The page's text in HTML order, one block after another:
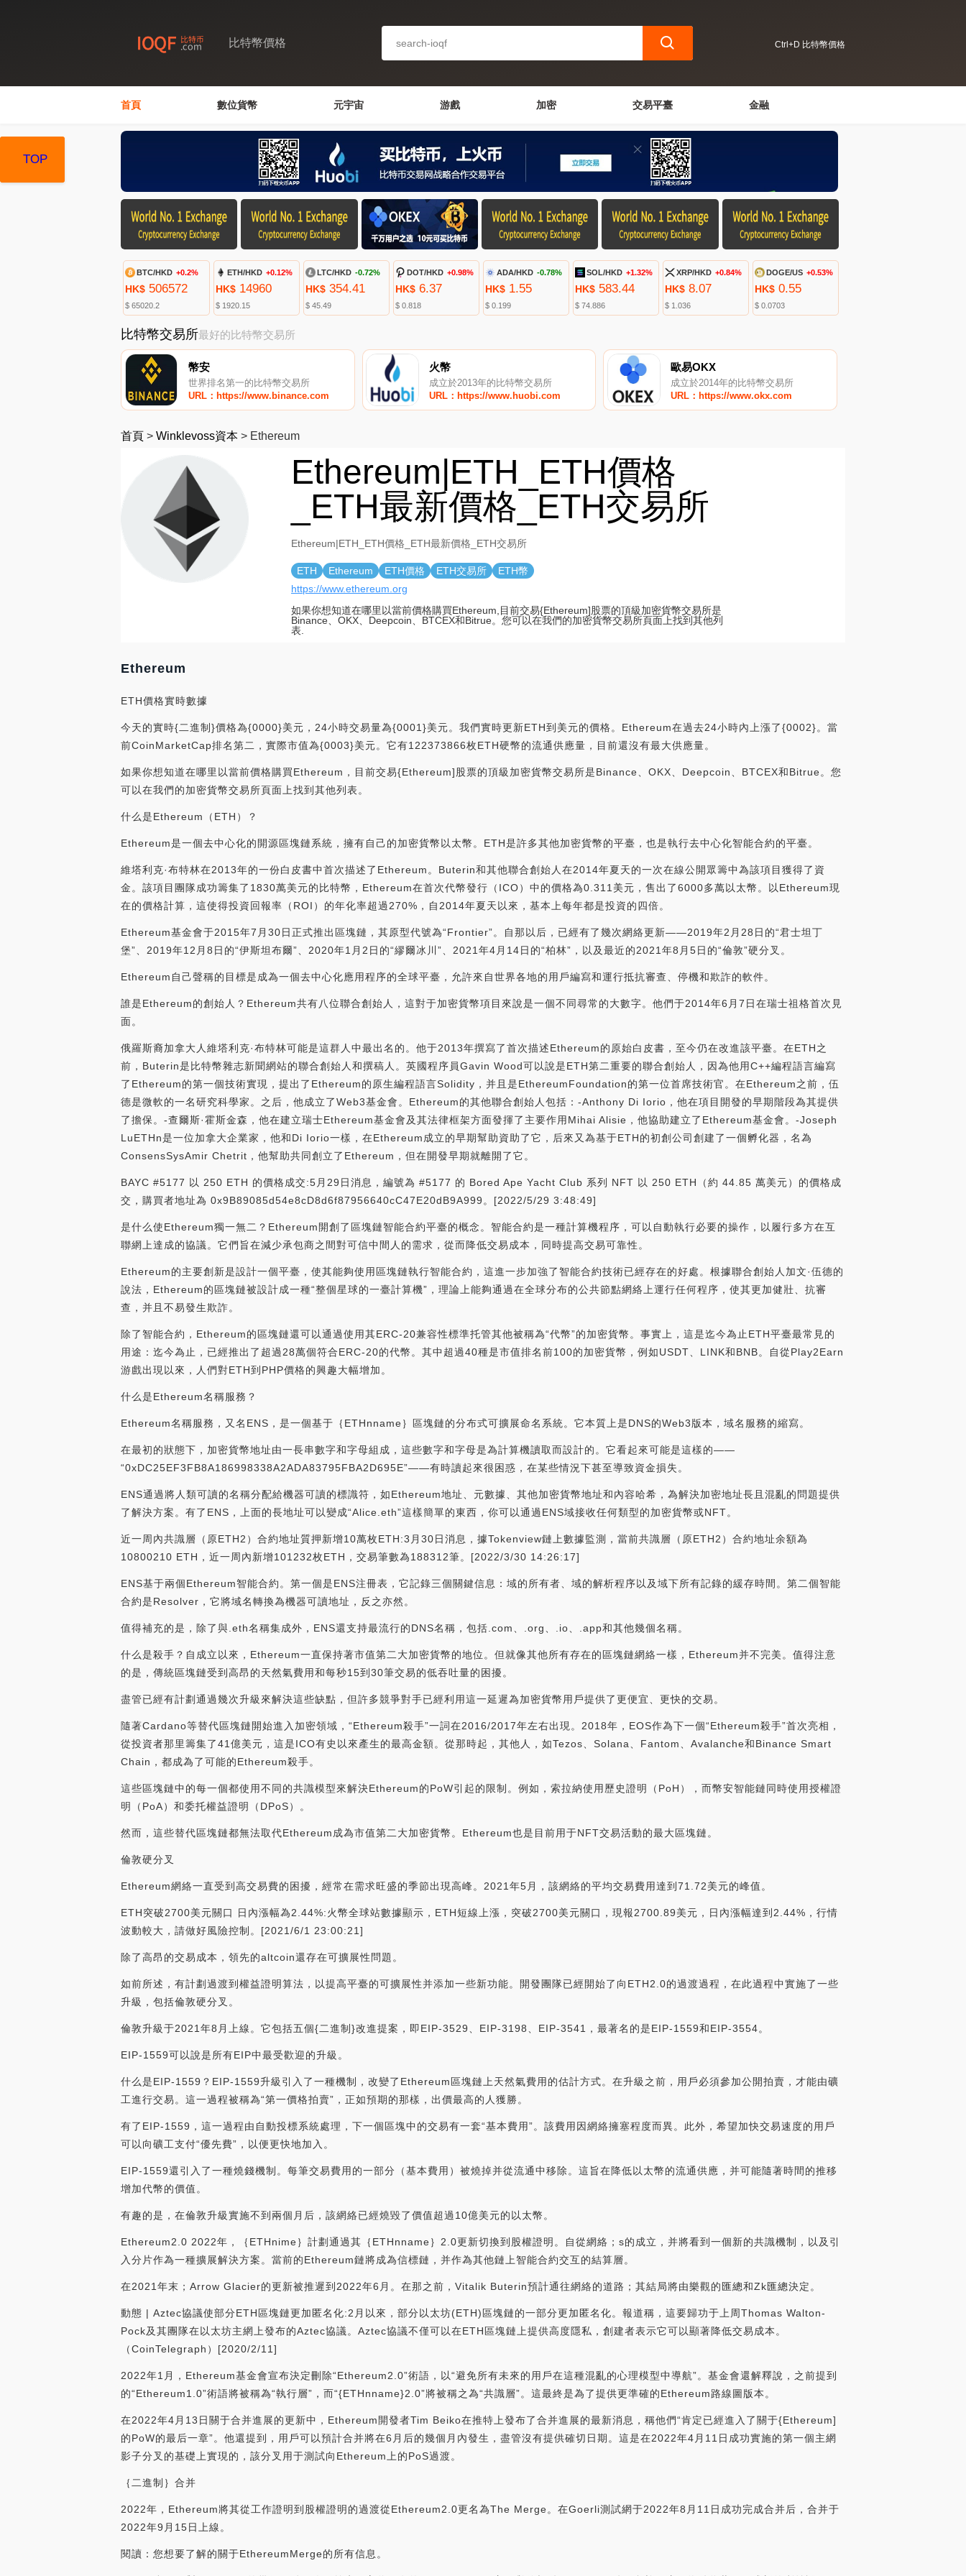
比特幣價格 Ctrl+D 比特幣價格
首頁 數位貨幣 元宇宙 游戲 加密 交易平臺 金融
BTC/HKD +0.2%
HK$ 506572
$ 65020.2
ETH/HKD +0.12%
HK$14960
$ 1920.15
LTC/HKD -0.72%
HK$354.41
$ 45.49
DOT/HKD +0.98%
HK$6.37
$ 0.818
ADA/HKD -0.78%
HK$1.55
$ 0.199
SOL/HKD +1.32%
HK$ 583.44
$ 74.886
XRP/HKD +0.84%
HK$ 8.07
$ 1.036
DOGE/US +0.53%
HK$ 0.55
$ 0.0703
比特幣交易所最好的比特幣交易所
幣安
世界排名第一的比特幣交易所
URL：https://www.binance.com
火幣
成立於2013年的比特幣交易所
URL：https://www.huobi.com
歐易OKX
成立於2014年的比特幣交易所
URL：https://www.okx.com
首頁 > Winklevoss資本 > Ethereum
Ethereum|ETH_ETH價格
_ETH最新價格_ETH交易所
Ethereum|ETH_ETH價格_ETH最新價格_ETH交易所
ETH Ethereum ETH價格 ETH交易所
ETH幣
https://www.ethereum.org
如果你想知道在哪里以當前價格購買Ethereum,目前交易{Ethereum]股票的頂級加密貨幣交易所是
Binance、OKX、Deepcoin、BTCEX和Bitrue。您可以在我們的加密貨幣交易所頁面上找到其他列
表.
Ethereum
ETH價格實時數據
今天的實時{二進制}價格為{0000}美元，24小時交易量為{0001}美元。我們實時更新ETH到美元的價格。Ethereum在過去24小時內上漲了{0002}。當
前CoinMarketCap排名第二，實際市值為{0003}美元。它有122373866枚ETH硬幣的流通供應量，目前還沒有最大供應量。
如果你想知道在哪里以當前價格購買Ethereum，目前交易{Ethereum]股票的頂級加密貨幣交易所是Binance、OKX、Deepcoin、BTCEX和Bitrue。您
可以在我們的加密貨幣交易所頁面上找到其他列表。
什么是Ethereum（ETH）？
Ethereum是一個去中心化的開源區塊鏈系統，擁有自己的加密貨幣以太幣。ETH是許多其他加密貨幣的平臺，也是執行去中心化智能合約的平臺。
維塔利克·布特林在2013年的一份白皮書中首次描述了Ethereum。Buterin和其他聯合創始人在2014年夏天的一次在線公開眾籌中為該項目獲得了資
金。該項目團隊成功籌集了1830萬美元的比特幣，Ethereum在首次代幣發行（ICO）中的價格為0.311美元，售出了6000多萬以太幣。以Ethereum現
在的價格計算，這使得投資回報率（ROI）的年化率超過270%，自2014年夏天以來，基本上每年都是投資的四倍。
Ethereum基金會于2015年7月30日正式推出區塊鏈，其原型代號為“Frontier”。自那以后，已經有了幾次網絡更新——2019年2月28日的“君士坦丁
堡”、2019年12月8日的“伊斯坦布爾”、2020年1月2日的“繆爾冰川”、2021年4月14日的“柏林”，以及最近的2021年8月5日的“倫敦”硬分叉。
Ethereum自己聲稱的目標是成為一個去中心化應用程序的全球平臺，允許來自世界各地的用戶編寫和運行抵抗審查、停機和欺詐的軟件。
誰是Ethereum的創始人？Ethereum共有八位聯合創始人，這對于加密貨幣項目來說是一個不同尋常的大數字。他們于2014年6月7日在瑞士祖格首次見
面。
俄羅斯裔加拿大人維塔利克·布特林可能是這群人中最出名的。他于2013年撰寫了首次描述Ethereum的原始白皮書，至今仍在改進該平臺。在ETH之
前，Buterin是比特幣雜志新聞網站的聯合創始人和撰稿人。英國程序員Gavin Wood可以說是ETH第二重要的聯合創始人，因為他用C++編程語言編寫
了Ethereum的第一個技術實現，提出了Ethereum的原生編程語言Solidity，并且是EthereumFoundation的第一位首席技術官。在Ethereum之前，伍
德是微軟的一名研究科學家。之后，他成立了Web3基金會。Ethereum的其他聯合創始人包括：-Anthony Di Iorio，他在項目開發的早期階段為其提供
了擔保。-查爾斯·霍斯金森，他在建立瑞士Ethereum基金會及其法律框架方面發揮了主要作用Mihai Alisie，他協助建立了Ethereum基金會。-Joseph
LuETHn是一位加拿大企業家，他和Di Iorio一樣，在Ethereum成立的早期幫助資助了它，后來又為基于ETH的初創公司創建了一個孵化器，名為
ConsensSysAmir Chetrit，他幫助共同創立了Ethereum，但在開發早期就離開了它。
BAYC #5177 以 250 ETH 的價格成交:5月29日消息，編號為 #5177 的 Bored Ape Yacht Club 系列 NFT 以 250 ETH（約 44.85 萬美元）的價格成
交，購買者地址為 0x9B89085d54e8cD8d6f87956640cC47E20dB9A999。[2022/5/29 3:48:49]
是什么使Ethereum獨一無二？Ethereum開創了區塊鏈智能合約平臺的概念。智能合約是一種計算機程序，可以自動執行必要的操作，以履行多方在互
聯網上達成的協議。它們旨在減少承包商之間對可信中間人的需求，從而降低交易成本，同時提高交易可靠性。
Ethereum的主要創新是設計一個平臺，使其能夠使用區塊鏈執行智能合約，這進一步加強了智能合約技術已經存在的好處。根據聯合創始人加文·伍德的
說法，Ethereum的區塊鏈被設計成一種“整個星球的一臺計算機”，理論上能夠通過在全球分布的公共節點網絡上運行任何程序，使其更加健壯、抗審
查，并且不易發生欺詐。
除了智能合約，Ethereum的區塊鏈還可以通過使用其ERC-20兼容性標準托管其他被稱為“代幣”的加密貨幣。事實上，這是迄今為止ETH平臺最常見的
用途：迄今為止，已經推出了超過28萬個符合ERC-20的代幣。其中超過40種是市值排名前100的加密貨幣，例如USDT、LINK和BNB。自從Play2Earn
游戲出現以來，人們對ETH到PHP價格的興趣大幅增加。
什么是Ethereum名稱服務？
Ethereum名稱服務，又名ENS，是一個基于｛ETHnname｝區塊鏈的分布式可擴展命名系統。它本質上是DNS的Web3版本，域名服務的縮寫。
在最初的狀態下，加密貨幣地址由一長串數字和字母組成，這些數字和字母是為計算機讀取而設計的。它看起來可能是這樣的——
“0xDC25EF3FB8A186998338A2ADA83795FBA2D695E”——有時讀起來很困惑，在某些情況下甚至導致資金損失。
ENS通過將人類可讀的名稱分配給機器可讀的標識符，如Ethereum地址、元數據、其他加密貨幣地址和內容哈希，為解決加密地址長且混亂的問題提供
了解決方案。有了ENS，上面的長地址可以變成“Alice.eth”這樣簡單的東西，你可以通過ENS域接收任何類型的加密貨幣或NFT。
近一周內共識層（原ETH2）合約地址質押新增10萬枚ETH:3月30日消息，據Tokenview鏈上數據監測，當前共識層（原ETH2）合約地址余額為
10800210 ETH，近一周內新增101232枚ETH，交易筆數為188312筆。[2022/3/30 14:26:17]
ENS基于兩個Ethereum智能合約。第一個是ENS注冊表，它記錄三個關鍵信息：域的所有者、域的解析程序以及域下所有記錄的緩存時間。第二個智能
合約是Resolver，它將域名轉換為機器可讀地址，反之亦然。
值得補充的是，除了與.eth名稱集成外，ENS還支持最流行的DNS名稱，包括.com、.org、.io、.app和其他幾個名稱。
什么是殺手？自成立以來，Ethereum一直保持著市值第二大加密貨幣的地位。但就像其他所有存在的區塊鏈網絡一樣，Ethereum并不完美。值得注意
的是，傳統區塊鏈受到高昂的天然氣費用和每秒15到30筆交易的低吞吐量的困擾。
盡管已經有計劃通過幾次升級來解決這些缺點，但許多競爭對手已經利用這一延遲為加密貨幣用戶提供了更便宜、更快的交易。
隨著Cardano等替代區塊鏈開始進入加密領域，“Ethereum殺手”一詞在2016/2017年左右出現。2018年，EOS作為下一個“Ethereum殺手”首次亮相，
從投資者那里籌集了41億美元，這是ICO有史以來產生的最高金額。從那時起，其他人，如Tezos、Solana、Fantom、Avalanche和Binance Smart
Chain，都成為了可能的Ethereum殺手。
這些區塊鏈中的每一個都使用不同的共識模型來解決Ethereum的PoW引起的限制。例如，索拉納使用歷史證明（PoH），而幣安智能鏈同時使用授權證
明（PoA）和委托權益證明（DPoS）。
然而，這些替代區塊鏈都無法取代Ethereum成為市值第二大加密貨幣。Ethereum也是目前用于NFT交易活動的最大區塊鏈。
倫敦硬分叉
Ethereum網絡一直受到高交易費的困擾，經常在需求旺盛的季節出現高峰。2021年5月，該網絡的平均交易費用達到71.72美元的峰值。
ETH突破2700美元關口 日內漲幅為2.44%:火幣全球站數據顯示，ETH短線上漲，突破2700美元關口，現報2700.89美元，日內漲幅達到2.44%，行情
波動較大，請做好風險控制。[2021/6/1 23:00:21]
除了高昂的交易成本，領先的altcoin還存在可擴展性問題。
如前所述，有計劃過渡到權益證明算法，以提高平臺的可擴展性并添加一些新功能。開發團隊已經開始了向ETH2.0的過渡過程，在此過程中實施了一些
升級，包括倫敦硬分叉。
倫敦升級于2021年8月上線。它包括五個{二進制}改進提案，即EIP-3529、EIP-3198、EIP-3541，最著名的是EIP-1559和EIP-3554。
EIP-1559可以說是所有EIP中最受歡迎的升級。
什么是EIP-1559？EIP-1559升級引入了一種機制，改變了Ethereum區塊鏈上天然氣費用的估計方式。在升級之前，用戶必須參加公開拍賣，才能由礦
工進行交易。這一過程被稱為“第一價格拍賣”，正如預期的那樣，出價最高的人獲勝。
有了EIP-1559，這一過程由自動投標系統處理，下一個區塊中的交易有一套“基本費用”。該費用因網絡擁塞程度而異。此外，希望加快交易速度的用戶
可以向礦工支付“優先費”，以便更快地加入。
EIP-1559還引入了一種燒錢機制。每筆交易費用的一部分（基本費用）被燒掉并從流通中移除。這旨在降低以太幣的流通供應，并可能隨著時間的推移
增加代幣的價值。
有趣的是，在倫敦升級實施不到兩個月后，該網絡已經燒毀了價值超過10億美元的以太幣。
Ethereum2.0 2022年，｛ETHnime｝計劃通過其｛ETHnname｝2.0更新切換到股權證明。自從網絡；s的成立，并將看到一個新的共識機制，以及引
入分片作為一種擴展解決方案。當前的Ethereum鏈將成為信標鏈，并作為其他鏈上智能合約交互的結算層。
在2021年末；Arrow Glacier的更新被推遲到2022年6月。在那之前，Vitalik Buterin預計通往網絡的道路；其結局將由樂觀的匯總和Zk匯總決定。
動態 | Aztec協議使部分ETH區塊鏈更加匿名化:2月以來，部分以太坊(ETH)區塊鏈的一部分更加匿名化。報道稱，這要歸功于上周Thomas Walton-
Pock及其團隊在以太坊主網上發布的Aztec協議。Aztec協議不僅可以在ETH區塊鏈上提供高度隱私，創建者表示它可以顯著降低交易成本。
（CoinTelegraph）[2020/2/11]
2022年1月，Ethereum基金會宣布決定刪除“Ethereum2.0”術語，以“避免所有未來的用戶在這種混亂的心理模型中導航”。基金會還解釋說，之前提到
的“Ethereum1.0”術語將被稱為“執行層”，而“{ETHnname}2.0”將被稱之為“共識層”。這最終是為了提供更準確的Ethereum路線圖版本。
在2022年4月13日關于合并進展的更新中，Ethereum開發者Tim Beiko在推特上發布了合并進展的最新消息，稱他們“肯定已經進入了關于{Ethereum]
的PoW的最后一章”。他還提到，用戶可以預計合并將在6月后的幾個月內發生，盡管沒有提供確切日期。這是在2022年4月11日成功實施的第一個主網
影子分叉的基礎上實現的，該分叉用于測試向Ethereum上的PoS過渡。
｛二進制｝合并
2022年，Ethereum將其從工作證明到股權證明的過渡從Ethereum2.0更名為The Merge。在Goerli測試網于2022年8月11日成功完成合并后，合并于
2022年9月15日上線。
閱讀：您想要了解的關于EthereumMerge的所有信息。
TOP
TOP
TOP